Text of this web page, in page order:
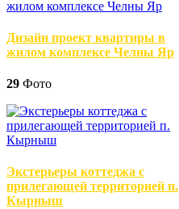
Дизайн проект квартиры в
жилом комплексе Челны Яр
29 Фото
Экстерьеры коттеджа с
прилегающей территорией п.
Кырныш